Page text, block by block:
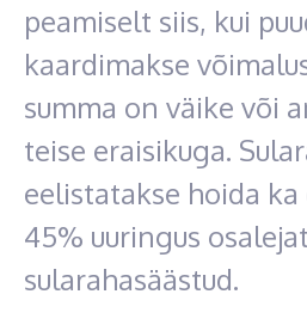
peamiselt siis, kui
kaardimakse
summa on väike või
teise eraisikuga.
eelistatakse hoida ka
45% uuringus
sularahasäästud.